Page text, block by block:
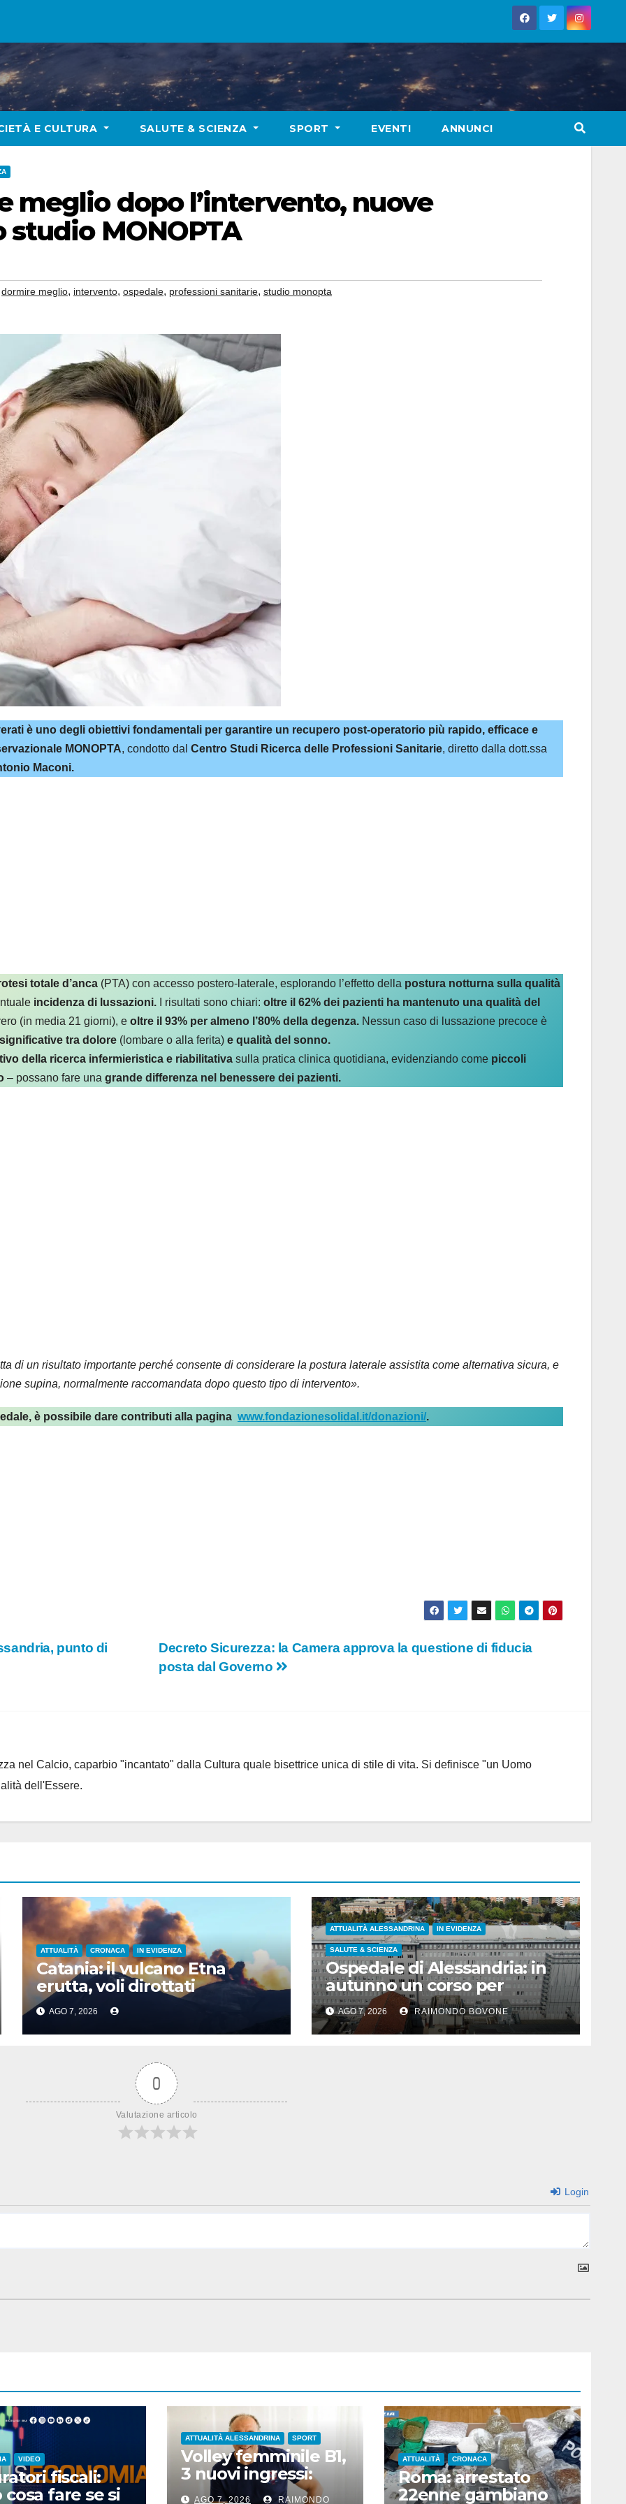
E CULTURA SALUTE & SCIENZA SPORT EVENTI ANNUNCI
meglio dopo l’intervento, nuove
MONOPTA
dormire meglio, intervento, ospedale, professioni sanitarie, studio monopta
è uno degli obiettivi fondamentali per garantire un recupero post-operatorio più rapido, efficace e
MONOPTA, condotto dal Centro Studi Ricerca delle Professioni Sanitarie, diretto dalla dott.ssa
Maconi.
totale d’anca (PTA) con accesso postero-laterale, esplorando l’effetto della postura notturna sulla qualità
incidenza di lussazioni. I risultati sono chiari: oltre il 62% dei pazienti ha mantenuto una qualità del
(in media 21 giorni), e oltre il 93% per almeno l’80% della degenza. Nessun caso di lussazione precoce è
tra dolore (lombare o alla ferita) e qualità del sonno.
della ricerca infermieristica e riabilitativa sulla pratica clinica quotidiana, evidenziando come piccoli
– possano fare una grande differenza nel benessere dei pazienti.
di un risultato importante perché consente di considerare la postura laterale assistita come alternativa sicura, e
supina, normalmente raccomandata dopo questo tipo di intervento».
è possibile dare contributi alla pagina www.fondazionesolidal.it/donazioni/.
Decreto Sicurezza: la Camera approva la questione di fiducia
posta dal Governo
punto di
nel Calcio, caparbio "incantato" dalla Cultura quale bisettrice unica di stile di vita. Si definisce "un Uomo
dell'Essere.
ATTUALITÀ CRONACA IN EVIDENZA
Catania: il vulcano Etna
erutta, voli dirottati
AGO 7, 2026
ATTUALITÀ ALESSANDRINA IN EVIDENZA
SALUTE & SCIENZA
Ospedale di Alessandria: in
autunno un corso per
infermieri e OSS
sull’assistenza ai disabili
AGO 7, 2026 RAIMONDO BOVONE
0
Valutazione articolo
Login
VIDEO
fiscali:
cosa fare se si
ATTUALITÀ ALESSANDRINA SPORT
Volley femminile B1,
3 nuovi ingressi:
speaker,
AGO 7, 2026 RAIMONDO
ATTUALITÀ CRONACA
Roma: arrestato
22enne gambiano